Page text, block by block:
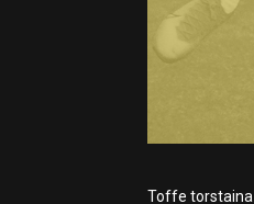
Toffe torstaina